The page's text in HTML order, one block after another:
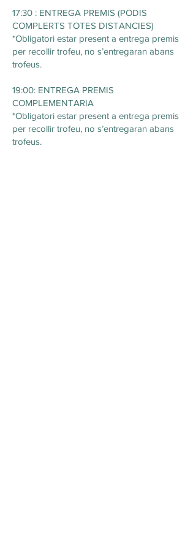
17:30 : ENTREGA PREMIS (PODIS
COMPLERTS TOTES DISTANCIES)
*Obligatori estar present a entrega premis
per recollir trofeu, no s’entregaran abans
trofeus.
19:00: ENTREGA PREMIS
COMPLEMENTARIA
*Obligatori estar present a entrega premis
per recollir trofeu, no s’entregaran abans
trofeus.